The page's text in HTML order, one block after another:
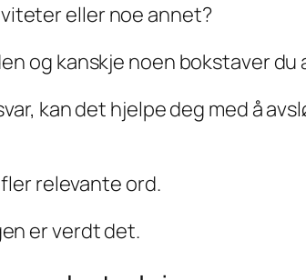
eller noe annet?
og kanskje noen bokstaver du
kan det hjelpe deg med å
relevante ord.
er verdt det.